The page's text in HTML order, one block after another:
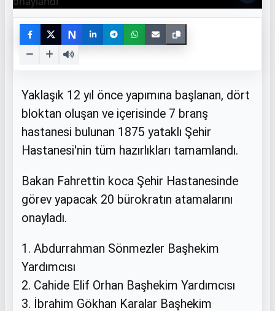
N
Yaklaşık 12 yıl önce yapımına başlanan, dört
bloktan oluşan ve içerisinde 7 branş
hastanesi bulunan 1875 yataklı Şehir
Hastanesi'nin tüm hazırlıkları tamamlandı.
Bakan Fahrettin koca Şehir Hastanesinde
görev yapacak 20 bürokratın atamalarını
onayladı.
1. Abdurrahman Sönmezler Başhekim
Yardımcısı
2. Cahide Elif Orhan Başhekim Yardımcısı
3. İbrahim Gökhan Karalar Başhekim